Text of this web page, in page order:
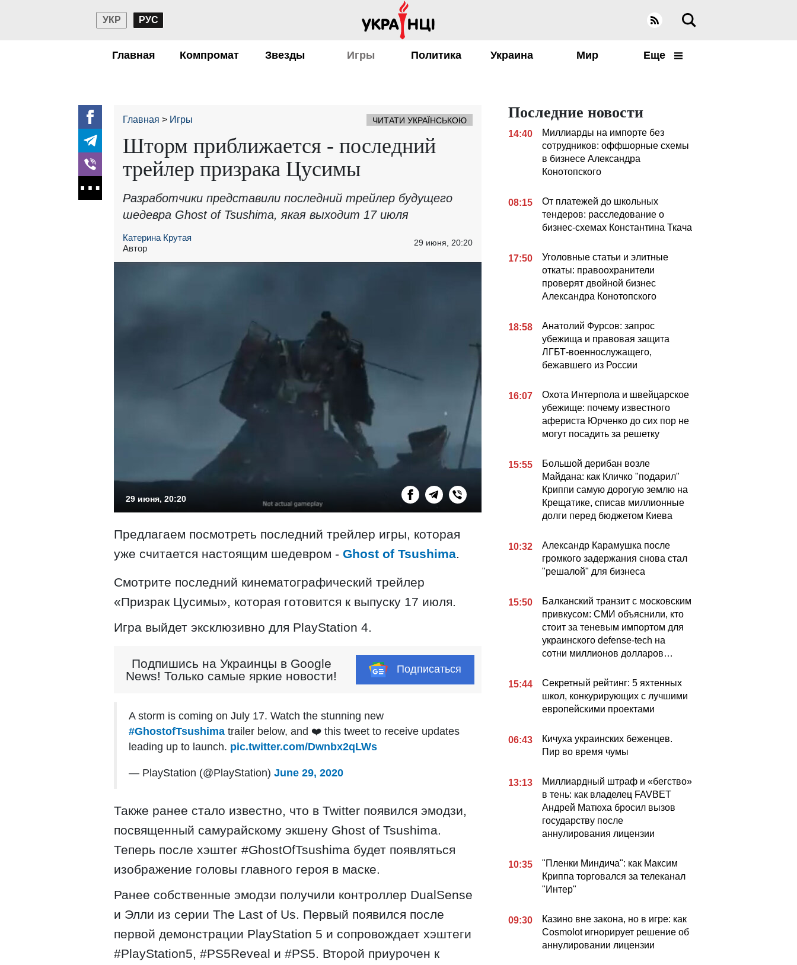
УКР РУС
Главная Компромат Звезды Игры Политика Украина Мир Еще
Главная Игры ЧИТАТИ УКРАЇНСЬКОЮ
Шторм приближается - последний
трейлер призрака Цусимы
Разработчики представили последний трейлер будущего
шедевра Ghost of Tsushima, якая выходит 17 июля
Катерина Крутая
Автор
29 июня, 20:20
29 июня, 20:20
Предлагаем посмотреть последний трейлер игры, которая
уже считается настоящим шедевром - Ghost of Tsushima.
Смотрите последний кинематографический трейлер
«Призрак Цусимы», которая готовится к выпуску 17 июля.
Игра выйдет эксклюзивно для PlayStation 4.
Подпишись на Украинцы в Google
News! Только самые яркие новости!
Подписаться
A storm is coming on July 17. Watch the stunning new
#GhostofTsushima trailer below, and ❤️ this tweet to receive updates
leading up to launch. pic.twitter.com/Dwnbx2qLWs
— PlayStation (@PlayStation) June 29, 2020
Также ранее стало известно, что в Twitter появился эмодзи,
посвященный самурайскому экшену Ghost of Tsushima.
Теперь после хэштег #GhostOfTsushima будет появляться
изображение головы главного героя в маске.
Ранее собственные эмодзи получили контроллер DualSense
и Элли из серии The Last of Us. Первый появился после
первой демонстрации PlayStation 5 и сопровождает хэштеги
#PlayStation5, #PS5Reveal и #PS5. Второй приурочен к
Последние новости
14:40
Миллиарды на импорте без
сотрудников: оффшорные схемы
в бизнесе Александра
Конотопского
08:15
От платежей до школьных
тендеров: расследование о
бизнес-схемах Константина Ткача
17:50
Уголовные статьи и элитные
откаты: правоохранители
проверят двойной бизнес
Александра Конотопского
18:58
Анатолий Фурсов: запрос
убежища и правовая защита
ЛГБТ-военнослужащего,
бежавшего из России
16:07
Охота Интерпола и швейцарское
убежище: почему известного
афериста Юрченко до сих пор не
могут посадить за решетку
15:55
Большой дерибан возле
Майдана: как Кличко "подарил"
Криппи самую дорогую землю на
Крещатике, списав миллионные
долги перед бюджетом Киева
10:32
Александр Карамушка после
громкого задержания снова стал
"решалой" для бизнеса
15:50
Балканский транзит с московским
привкусом: СМИ объяснили, кто
стоит за теневым импортом для
украинского defense-tech на
сотни миллионов долларов…
15:44
Секретный рейтинг: 5 яхтенных
школ, конкурирующих с лучшими
европейскими проектами
06:43
Кичуха украинских беженцев.
Пир во время чумы
13:13
Миллиардный штраф и «бегство»
в тень: как владелец FAVBET
Андрей Матюха бросил вызов
государству после
аннулирования лицензии
10:35
"Пленки Миндича": как Максим
Криппа торговался за телеканал
"Интер"
09:30
Казино вне закона, но в игре: как
Cosmolot игнорирует решение об
аннулировании лицензии